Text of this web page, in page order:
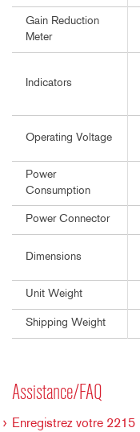
Gain Reduction
Meter
Indicators
Operating Voltage
Power
Consumption
Power Connector
Dimensions
Unit Weight
Shipping Weight
Assistance/FAQ
Enregistrez votre 2215